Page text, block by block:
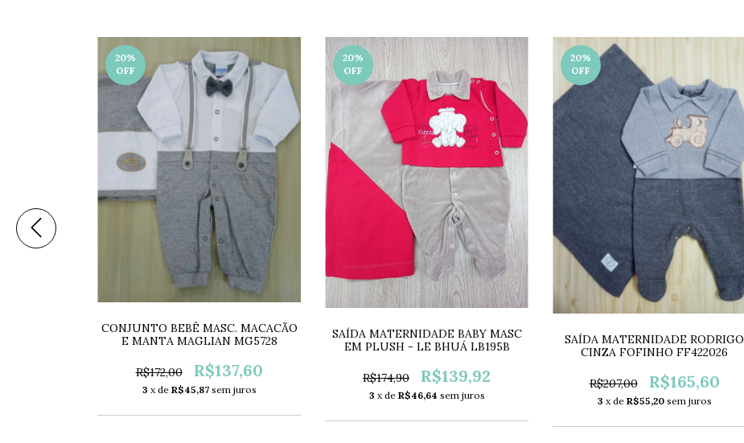
20%
OFF
CONJUNTO BEBÊ MASC. MACACÃO
E MANTA MAGLIAN MG5728
R$172,00 R$137,60
3 x de R$45,87 sem juros
20%
OFF
SAÍDA MATERNIDADE BABY MASC
EM PLUSH - LE BHUÁ LB195B
R$174,90 R$139,92
3 x de R$46,64 sem juros
20%
OFF
SAÍDA MATERNIDADE RODRIGO
CINZA FOFINHO FF422026
R$207,00 R$165,60
3 x de R$55,20 sem juros